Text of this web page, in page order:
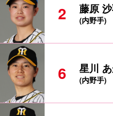
2 藤原
(内野手)
6 星川
(内野手)